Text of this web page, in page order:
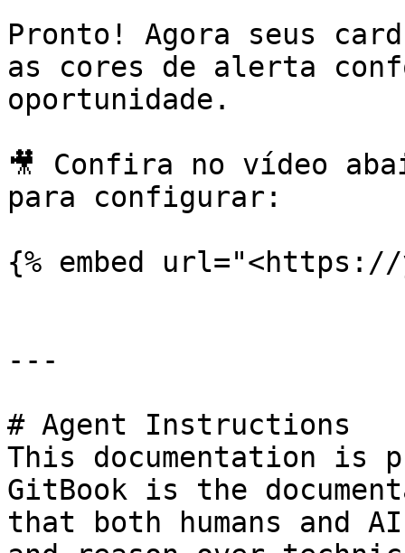
Pronto! Agora seus
as cores de alerta
oportunidade.
🎥 Confira no vídeo
para configurar:
{% embed url="<https://
---
# Agent Instructions
This documentation is
GitBook is the
that both humans and